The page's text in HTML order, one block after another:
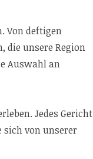
Von deftigen
die unsere Region
Auswahl an
Jedes Gericht
sich von unserer